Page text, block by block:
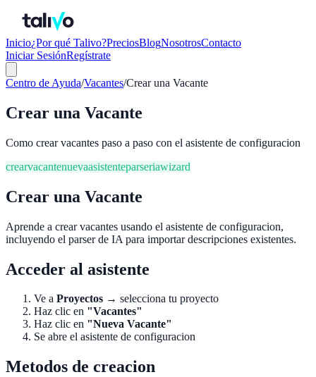
Inicio¿Por qué Talivo?PreciosBlogNosotrosContacto
Iniciar SesiónRegístrate
Centro de Ayuda/Vacantes/Crear una Vacante
Crear una Vacante
Como crear vacantes paso a paso con el asistente de configuracion
crearvacantenuevaasistenteparseriawizard
Crear una Vacante
Aprende a crear vacantes usando el asistente de configuracion,
incluyendo el parser de IA para importar descripciones existentes.
Acceder al asistente
Ve a Proyectos → selecciona tu proyecto
Haz clic en "Vacantes"
Haz clic en "Nueva Vacante"
Se abre el asistente de configuracion
Metodos de creacion